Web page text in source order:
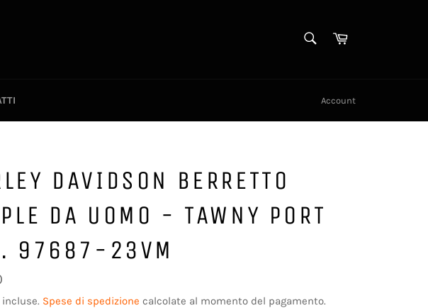
Carrello
Account
DAVIDSON BERRETTO
DA UOMO - TAWNY PORT
97687-23VM
Spese di spedizione calcolate al momento del pagamento.